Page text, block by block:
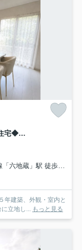
◆内外装リフォーム済み美宅◆デザイン住宅◆駐車２台可◆伏見区桃山紅雪町
六地蔵」駅 徒歩13分
年建築、外観・室内と
立地し...
もっと見る